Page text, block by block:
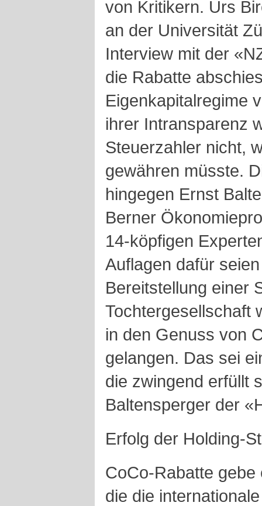
von Kritikern. Urs
an der Universität
Interview mit der
die Rabatte
Eigenkapitalregime
ihrer Intransparenz
Steuerzahler nicht,
gewähren müsste.
hingegen Ernst
Berner
14-köpfigen
Auflagen dafür
Bereitstellung einer
Tochtergesellschaft
in den Genuss von
gelangen. Das sei
die zwingend erfüllt
Baltensperger der
Erfolg der Holding-
CoCo-Rabatte
die die